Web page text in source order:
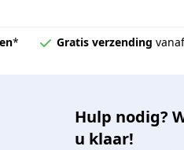
* Gratis verzending
Hulp nodig?
u klaar!